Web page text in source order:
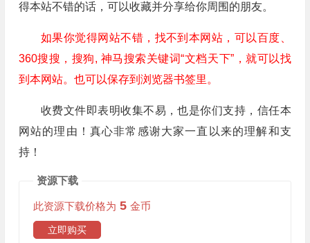
得本站不错的话，可以收藏并分享给你周围的朋友。
如果你觉得网站不错，找不到本网站，可以百度、
360搜搜，搜狗, 神马搜索关键词“文档天下”，就可以找
到本网站。也可以保存到浏览器书签里。
收费文件即表明收集不易，也是你们支持，信任本
网站的理由！真心非常感谢大家一直以来的理解和支
持！
资源下载
此资源下载价格为 5 金币
立即购买